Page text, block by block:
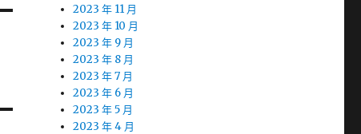
2023 年 11 月
2023 年 10 月
2023 年 9 月
2023 年 8 月
2023 年 7 月
2023 年 6 月
2023 年 5 月
2023 年 4 月